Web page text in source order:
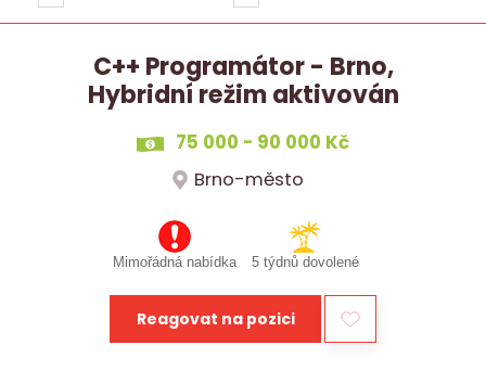
C++ Programátor - Brno,
Hybridní režim aktivován
75 000 - 90 000 Kč
Brno-město
Mimořádná nabídka 5 týdnů dovolené
Reagovat na pozici